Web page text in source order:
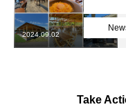
選挙ドットコム
2024.09.02
Take